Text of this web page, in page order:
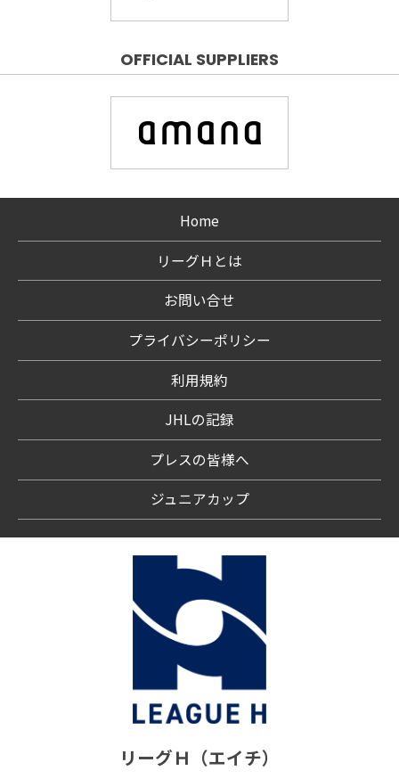
OFFICIAL SUPPLIERS
Home
リーグＨとは
お問い合せ
プライバシーポリシー
利用規約
JHLの記録
プレスの皆様へ
ジュニアカップ
リーグＨ（エイチ）